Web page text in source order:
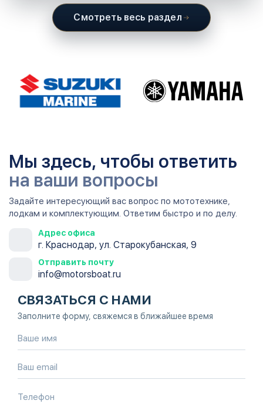
Смотреть весь раздел
Мы здесь, чтобы ответить
на ваши вопросы
Задайте интересующий вас вопрос по мототехнике,
лодкам и комплектующим. Ответим быстро и по делу.
Адрес офиса
г. Краснодар, ул. Старокубанская, 9
Отправить почту
info@motorsboat.ru
СВЯЗАТЬСЯ С НАМИ
Заполните форму, свяжемся в ближайшее время